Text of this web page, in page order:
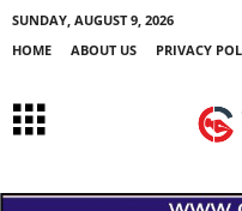
SUNDAY, AUGUST 9, 2026
HOME
ABOUT US PRIVACY